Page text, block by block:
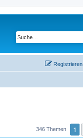
Registrieren
346 Themen 1